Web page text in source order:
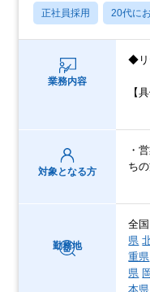
正社員採用 20代に
業務内容
◆リ
【
対象となる方
・
ち
勤務地
全
県
重県
県
本県